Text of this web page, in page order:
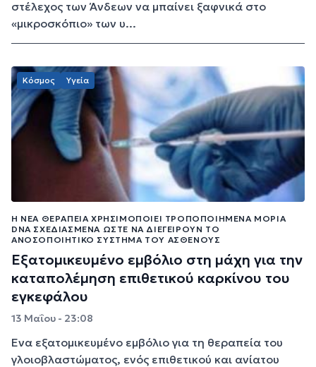
στέλεχος των Άνδεων να μπαίνει ξαφνικά στο
«μικροσκόπιο» των υ...
Κόσμος Υγεία
Η ΝΈΑ ΘΕΡΑΠΕΊΑ ΧΡΗΣΙΜΟΠΟΙΕΊ ΤΡΟΠΟΠΟΙΗΜΈΝΑ ΜΌΡΙΑ
DNA ΣΧΕΔΙΑΣΜΈΝΑ ΏΣΤΕ ΝΑ ΔΙΕΓΕΊΡΟΥΝ ΤΟ
ΑΝΟΣΟΠΟΙΗΤΙΚΌ ΣΎΣΤΗΜΑ ΤΟΥ ΑΣΘΕΝΟΎΣ
Εξατομικευμένο εμβόλιο στη μάχη για την
καταπολέμηση επιθετικού καρκίνου του
εγκεφάλου
13 Μαΐου - 23:08
Ένα εξατομικευμένο εμβόλιο για τη θεραπεία του
γλοιοβλαστώματος, ενός επιθετικού και ανίατου